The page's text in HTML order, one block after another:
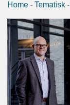
Home - Tematisk -